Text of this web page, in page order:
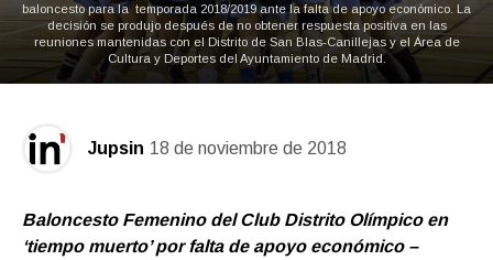
baloncesto para la temporada 2018/2019 ante la falta de apoyo económico. La
decisión se produjo después de no obtener respuesta positiva en las
reuniones mantenidas con el Distrito de San Blas-Canillejas y el Área de
Cultura y Deportes del Ayuntamiento de Madrid.
Jupsin 18 de noviembre de 2018
Baloncesto Femenino del Club Distrito Olímpico en
‘tiempo muerto’ por falta de apoyo económico –